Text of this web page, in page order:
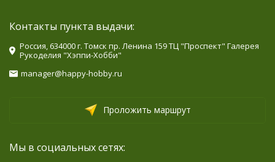
Контакты пункта выдачи:
Россия, 634000 г. Томск пр. Ленина 159 ТЦ "Проспект" Галерея
Рукоделия "Хэппи-Хобби"
manager@happy-hobby.ru
Проложить маршрут
Мы в социальных сетях: